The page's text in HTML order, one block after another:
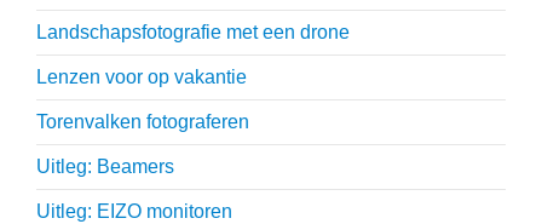
Landschapsfotografie met een drone
Lenzen voor op vakantie
Torenvalken fotograferen
Uitleg: Beamers
Uitleg: EIZO monitoren